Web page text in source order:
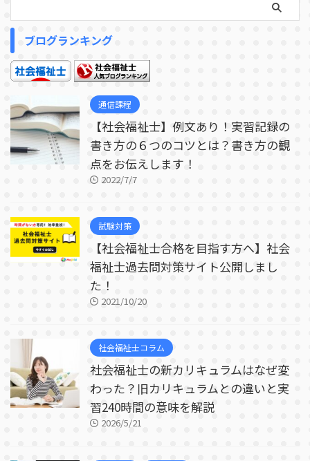
ブログランキング
通信課程
【社会福祉士】例文あり！実習記録の
書き方の６つのコツとは？書き方の観
点をお伝えします！
2022/7/7
試験対策
【社会福祉士合格を目指す方へ】社会
福祉士過去問対策サイト公開しまし
た！
2021/10/20
社会福祉士コラム
社会福祉士の新カリキュラムはなぜ変
わった？旧カリキュラムとの違いと実
習240時間の意味を解説
2026/5/21